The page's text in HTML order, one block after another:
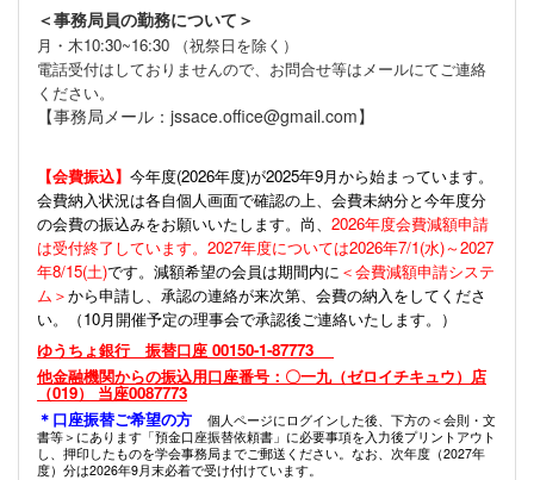
＜事務局員の勤務について＞
月・木10:30~16:30 （祝祭日を除く）
電話受付はしておりませんので、お問合せ等はメールにてご連絡
ください。
【事務局メール：jssace.office@gmail.com】
【会費振込】 今年度(2026年度)が2025年9月から始まっています。
会費納入状況は各自個人画面で確認の上、会費未納分と今年度分
の会費の振込みをお願いいたします。尚、 2026年度会費減額申請
は受付終了しています。2027年度については2026年7/1(水)～2027
年8/15(土)です。減額希望の会員は期間内に ＜会費減額申請システ
ム＞から申請し、承認の連絡が来次第、会費の納入をしてくださ
い。（10月開催予定の理事会で承認後ご連絡いたします。）
ゆうちょ銀行 振替口座 00150-1-87773
他金融機関からの振込用口座番号：〇一九（ゼロイチキュウ）店
（019） 当座0087773
＊口座振替ご希望の方
個人ページにログインした後、下方の＜会則・文
書等＞にあります「預金口座振替依頼書」に必要事項を入力後プリントアウト
し、押印したものを学会事務局までご郵送ください。なお、次年度（2027年
度）分は2026年9月末必着で受け付けています。